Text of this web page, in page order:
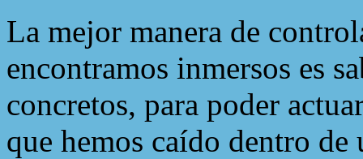
La mejor manera de
encontramos inmersos es
concretos, para poder
que hemos caído dentro de